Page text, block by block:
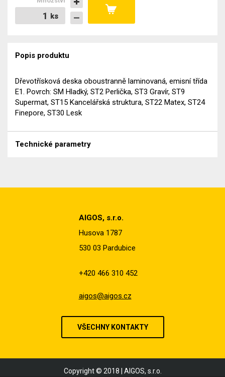
ks
ks
Popis produktu
Dřevotřísková deska oboustranně laminovaná, emisní třída
E1. Povrch: SM Hladký, ST2 Perlička, ST3 Gravír, ST9
Supermat, ST15 Kancelářská struktura, ST22 Matex, ST24
Finepore, ST30 Lesk
Technické parametry
AIGOS, s.r.o.
Husova 1787
530 03 Pardubice
+420 466 310 452
aigos@aigos.cz
VŠECHNY KONTAKTY
Copyright © 2018 | AIGOS, s.r.o.